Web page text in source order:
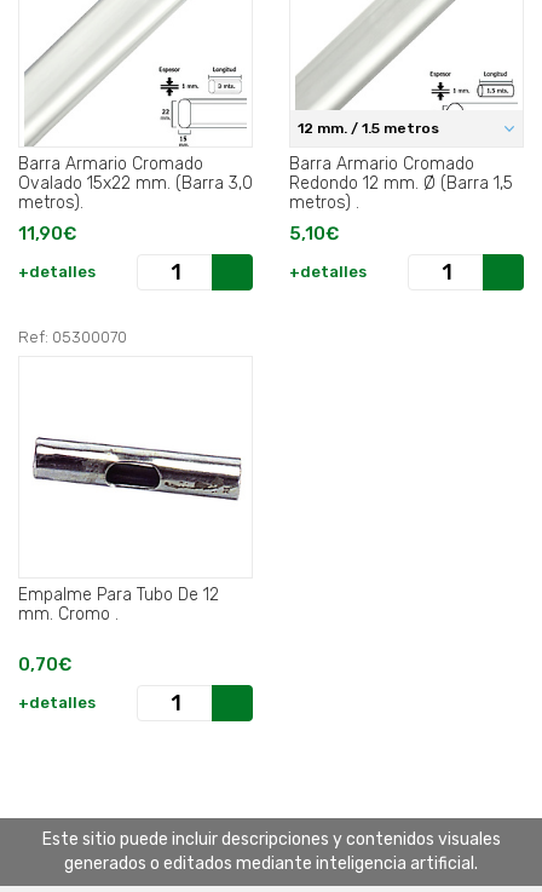
Barra Armario Cromado
Ovalado 15x22 mm. (Barra 3,0
metros).
11,90€
+detalles
12 mm. / 1.5 metros
Barra Armario Cromado
Redondo 12 mm. Ø (Barra 1,5
metros) .
5,10€
+detalles
Ref: 05300070
Empalme Para Tubo De 12
mm. Cromo .
0,70€
+detalles
Este sitio puede incluir descripciones y contenidos visuales
generados o editados mediante inteligencia artificial.